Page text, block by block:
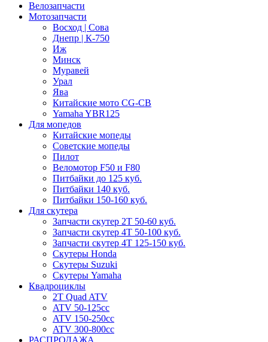
Велозапчасти
Мотозапчасти
Восход | Сова
Днепр | К-750
Иж
Минск
Муравей
Урал
Ява
Китайские мото CG-CB
Yamaha YBR125
Для мопедов
Китайские мопеды
Советские мопеды
Пилот
Веломотор F50 и F80
Питбайки до 125 куб.
Питбайки 140 куб.
Питбайки 150-160 куб.
Для скутера
Запчасти скутер 2Т 50-60 куб.
Запчасти скутер 4Т 50-100 куб.
Запчасти скутер 4Т 125-150 куб.
Скутеры Honda
Скутеры Suzuki
Скутеры Yamaha
Квадроциклы
2T Quad ATV
ATV 50-125cc
ATV 150-250cc
ATV 300-800cc
РАСПРОДАЖА